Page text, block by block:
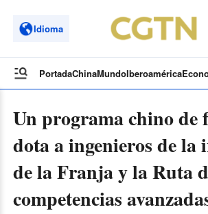
Idioma
PortadaChinaMundoIberoamérica
Un programa chino de
dota a ingenieros de la
de la Franja y la Ruta
competencias